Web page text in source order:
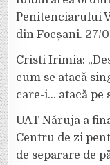
Penitenciarului
din Focșani. 27/
Cristi Irimia:
cum se atacă
care-i… atacă pe
UAT Năruja a
Centru de zi
de separare de